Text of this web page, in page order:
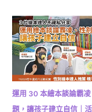
運用 30 本繪本談論霸
題，讓孩子建立自信｜